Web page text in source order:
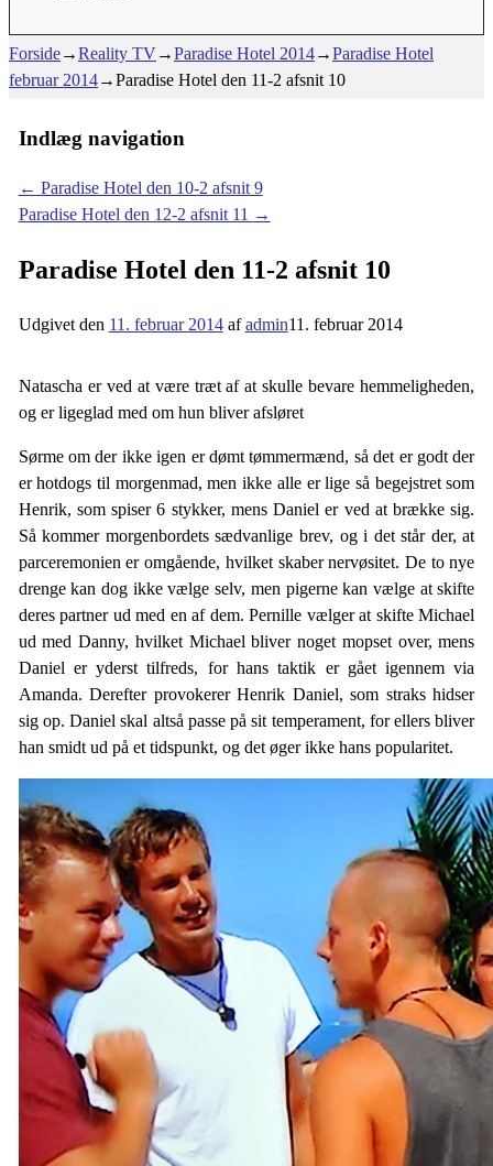
Forside→Reality TV→Paradise Hotel 2014→Paradise Hotel
februar 2014→Paradise Hotel den 11-2 afsnit 10
Indlæg navigation
← Paradise Hotel den 10-2 afsnit 9
Paradise Hotel den 12-2 afsnit 11 →
Paradise Hotel den 11-2 afsnit 10
Udgivet den 11. februar 2014 afadmin11. februar 2014
Natascha er ved at være træt af at skulle bevare hemmeligheden,
og er ligeglad med om hun bliver afsløret
Sørme om der ikke igen er dømt tømmermænd, så det er godt der
er hotdogs til morgenmad, men ikke alle er lige så begejstret som
Henrik, som spiser 6 stykker, mens Daniel er ved at brække sig.
Så kommer morgenbordets sædvanlige brev, og i det står der, at
parceremonien er omgående, hvilket skaber nervøsitet. De to nye
drenge kan dog ikke vælge selv, men pigerne kan vælge at skifte
deres partner ud med en af dem. Pernille vælger at skifte Michael
ud med Danny, hvilket Michael bliver noget mopset over, mens
Daniel er yderst tilfreds, for hans taktik er gået igennem via
Amanda. Derefter provokerer Henrik Daniel, som straks hidser
sig op. Daniel skal altså passe på sit temperament, for ellers bliver
han smidt ud på et tidspunkt, og det øger ikke hans popularitet.